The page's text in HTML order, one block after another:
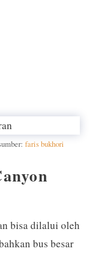
faris bukhori
bisa dilalui oleh
bus besar